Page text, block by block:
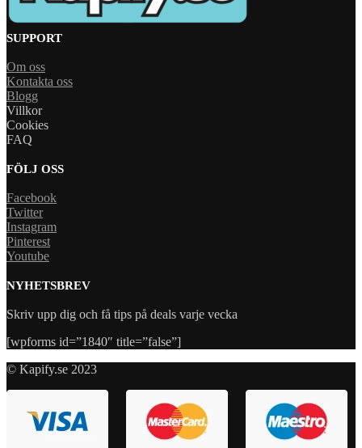
SUPPORT
Om oss
Kontakta oss
Blogg
Villkor
Cookies
FAQ
FÖLJ OSS
Facebook
Twitter
Instagram
Pinterest
Youtube
NYHETSBREV
Skriv upp dig och få tips på deals varje vecka
[wpforms id=”1840″ title=”false”]
© Kapify.se 2023